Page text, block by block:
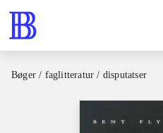
Bøger / faglitteratur / disputatser